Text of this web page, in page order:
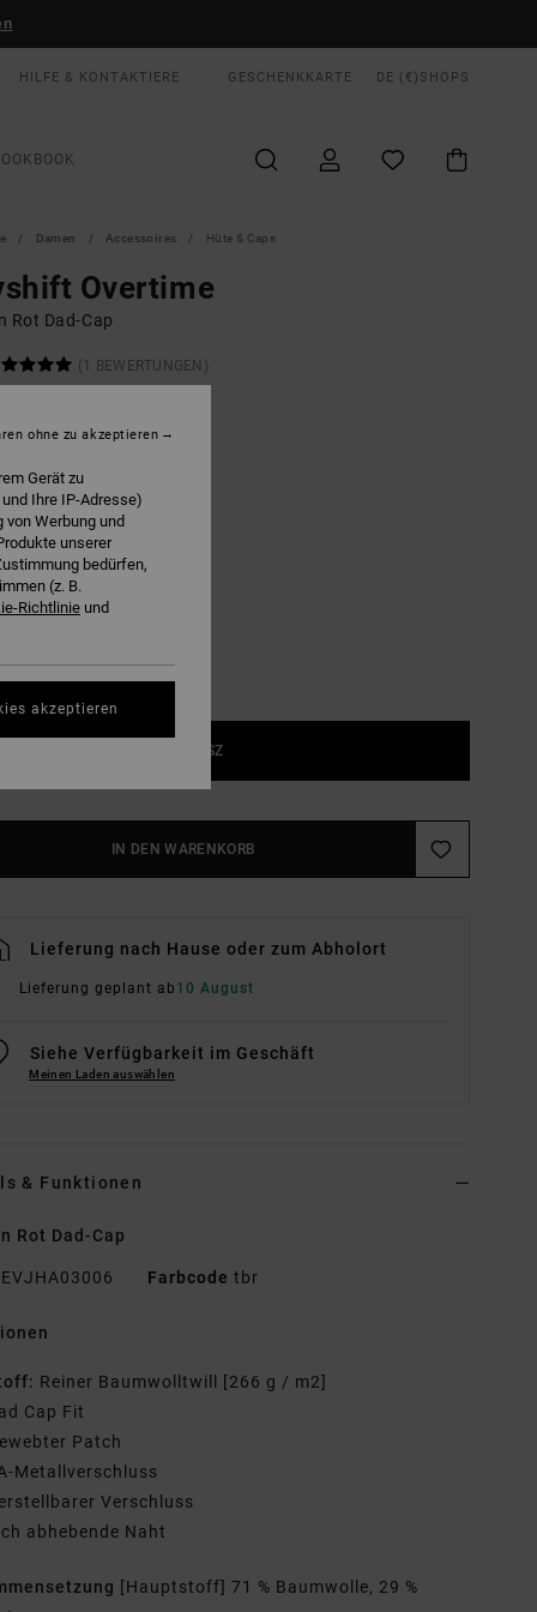
HILFE & KONTAKTIERE GESCHENKKARTE DE (€) SHOPS
Damen Accessoires Hüte & Caps
Overtime
Rot Dad-Cap
(1 BEWERTUNGEN)
€
RABATT EXTRA 25 %
Terra Brown
1SZ
IN DEN WARENKORB
Lieferung nach Hause oder zum Abholort
Lieferung geplant ab 10 August
Siehe Verfügbarkeit im Geschäft
Meinen Laden auswählen
& Funktionen
Rot Dad-Cap
EVJHA03006 Farbcode tbr
Reiner Baumwolltwill [266 g / m2]
Cap Fit
Patch
Metallverschluss
Verschluss
abhebende Naht
[Hauptstoff] 71 % Baumwolle, 29 %
Gerät zu
Ihre IP-Adresse)
Werbung und
unserer
bedürfen,
(z. B.
Richtlinie und
ohne zu akzeptieren
akzeptieren